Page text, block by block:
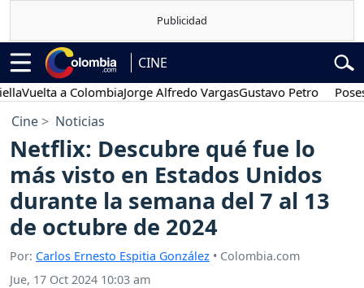
CINE
a ColombiaJorge Alfredo VargasGustavo Petro Posesión
Cine Noticias
Netflix: Descubre qué fue lo
más visto en Estados Unidos
durante la semana del 7 al 13
de octubre de 2024
Por: Carlos Ernesto Espitia González • Colombia.com
Jue, 17 Oct 2024 10:03 am